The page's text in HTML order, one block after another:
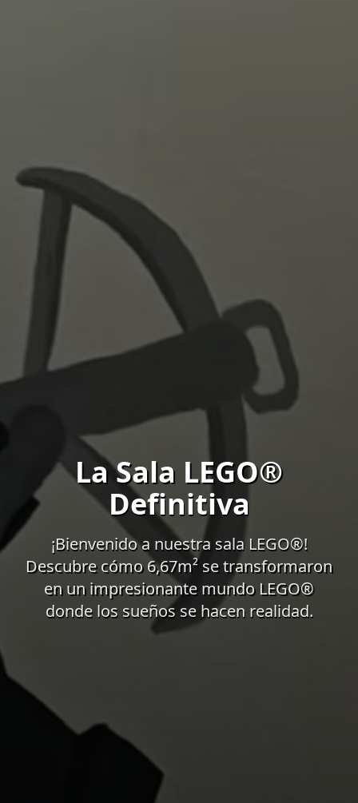
La Sala LEGO®
Definitiva
¡Bienvenido a nuestra sala LEGO®!
Descubre cómo 6,67m² se transformaron
en un impresionante mundo LEGO®
donde los sueños se hacen realidad.
El video de fondo muestra un bucle de los proyectos